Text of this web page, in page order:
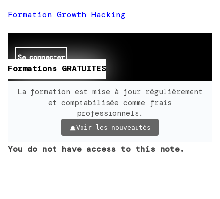
Formation Growth Hacking
Se connecter
Formations GRATUITES
La formation est mise à jour régulièrement
et comptabilisée comme frais
professionnels.
Voir les nouveautés
You do not have access to this note.